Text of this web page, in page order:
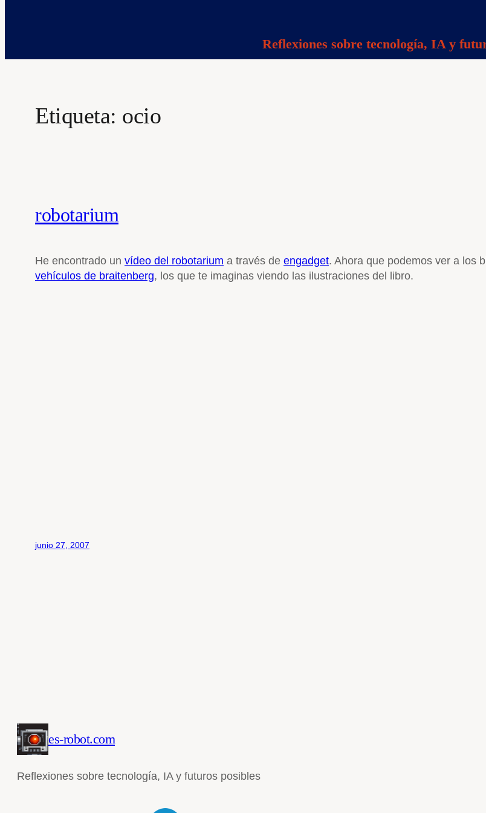
Reflexiones sobre tecnología, IA y
Etiqueta: ocio
robotarium
He encontrado un vídeo del robotarium a través de engadget. Ahora que podemos ver a los
vehículos de braitenberg, los que te imaginas viendo las ilustraciones del libro.
junio 27, 2007
es-robot.com
Reflexiones sobre tecnología, IA y futuros posibles